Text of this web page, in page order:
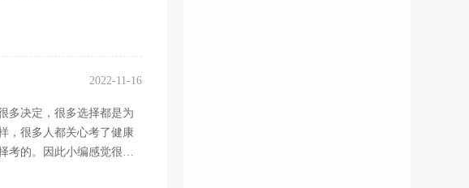
2022-11-16
多决定，很多选择都是为
，很多人都关心考了健康
考的。因此小编感觉很有